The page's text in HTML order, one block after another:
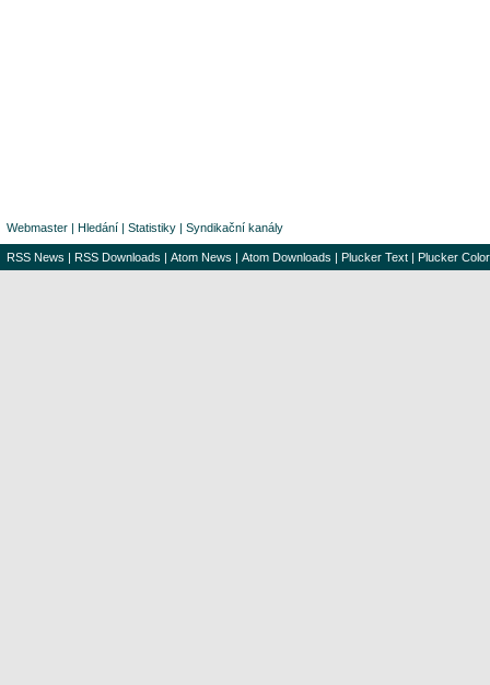
Webmaster | Hledání | Statistiky | Syndikační kanály
RSS News | RSS Downloads | Atom News | Atom Downloads | Plucker Text | Plucker Color